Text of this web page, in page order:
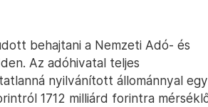
behajtani a Nemzeti Adó- és
Az adóhivatal teljes
nyilvánított állománnyal
1712 milliárd forintra